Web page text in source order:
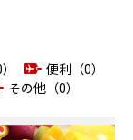
便利（0）
その他（0）